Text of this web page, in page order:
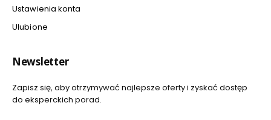
Ustawienia konta
Ulubione
Newsletter
Zapisz się, aby otrzymywać najlepsze oferty i zyskać dostęp
do eksperckich porad.